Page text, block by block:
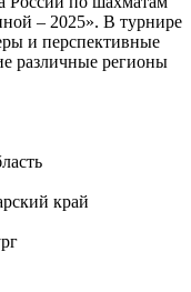
– 2025». В турнире
и перспективные
различные регионы
край